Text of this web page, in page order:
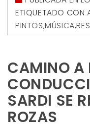
ETIQUETADO CON
PINTOS,MÚSICA,
CAMINO A
SARDI SE
ROZAS